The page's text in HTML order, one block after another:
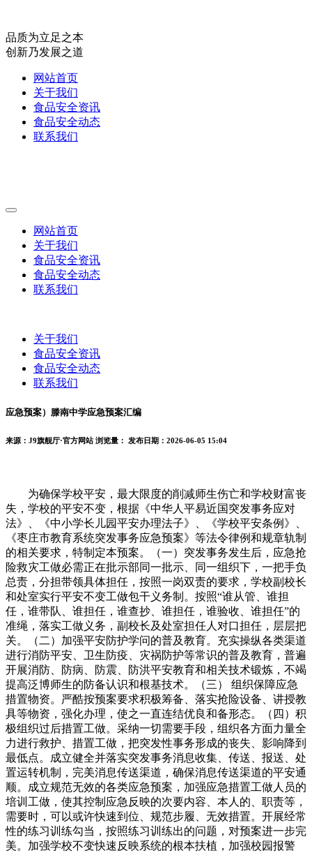
品质为立足之本
创新乃发展之道
网站首页
关于我们
食品安全资讯
食品安全动态
联系我们
网站首页
关于我们
食品安全资讯
食品安全动态
联系我们
关于我们
食品安全资讯
食品安全动态
联系我们
应急预案）滕南中学应急预案汇编
来源：J9旗舰厅·官方网站 浏览量： 发布日期：2026-06-05 15:04
为确保学校平安，最大限度的削减师生伤亡和学校财富丧
失，学校的平安不变，根据《中华人平易近国突发事务应对
法》、《中小学长儿园平安办理法子》、《学校平安条例》、
《枣庄市教育系统突发事务应急预案》等法令律例和规章轨制
的相关要求，特制定本预案。（一）突发事务发生后，应急抢
险救灾工做必需正在批示部同一批示、同一组织下，一把手负
总责，分担带领具体担任，按照一岗双责的要求，学校副校长
和处室实行平安不变工做包干义务制。按照“谁从管、谁担
任，谁带队、谁担任，谁查抄、谁担任，谁验收、谁担任”的
准绳，落实工做义务，副校长及处室担任人对口担任，层层把
关。（二）加强平安防护学问的普及教育。充实操纵各类渠道
进行消防平安、卫生防疫、灾祸防护等常识的普及教育，普遍
开展消防、防病、防震、防洪平安教育和相关技术锻炼，不竭
提高泛博师生的防备认识和根基技术。（三） 组织保障应急
措置物资。严酷按预案要求积极筹备、落实抢险设备、讲授教
具等物资，强化办理，使之一直连结优良和备形态。（四）积
极组织过后措置工做。采纳一切需要手段，组织各方面力量全
力进行救护、措置工做，把突发性事务形成的丧失、影响降到
最低点。成立健全并落实突发事务消息收集、传送、报送、处
置运转机制，完美消息传送渠道，确保消息传送渠道的平安通
顺。成立规范无效的各类应急预案，加强应急措置工做人员的
培训工做，使其控制应急反映的次要内容、本人的、职责等，
需要时，可以或许快速到位、规范步履、无效措置。开展经常
性的练习训练勾当，按照练习训练出的问题，对预案进一步完
美。加强学校不变快速反映系统的根本扶植，加强校园报警